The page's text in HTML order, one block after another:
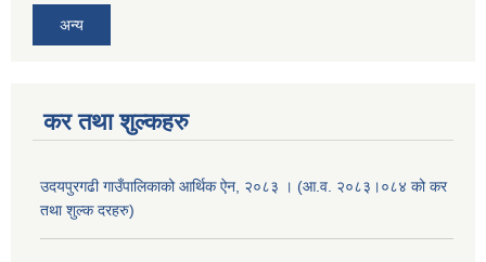
अन्य
कर तथा शुल्कहरु
उदयपुरगढी गाउँपालिकाको आर्थिक ऐन, २०८३ । (आ.व. २०८३।०८४ को कर
तथा शुल्क दरहरु)